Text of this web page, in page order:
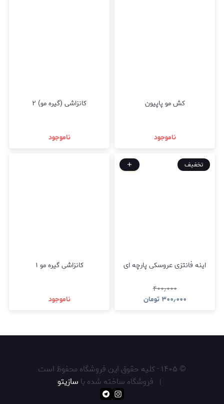
کش مو پاپیون
ناموجود
کانزاشی (گیره مو) ۲
ناموجود
تخفیف
اینه فانتزی عروسکی پارچه ای
۴۰۰٫۰۰۰
۳۰۰٫۰۰۰ تومان
کانزاشی گیره مو ۱
ناموجود
© ۱۴۰۵-کلیه حقوق این فروشگاه محفوظ است
فروشگاه ساخته شده با سازیتو